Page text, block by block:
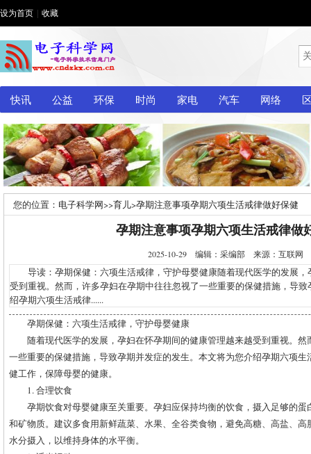
设为首页 收藏
快讯 公益 环保 时尚 家电 汽车 网络
您的位置： 电子科学网>>育儿>孕期注意事项孕期六项生活戒律做好保健
孕期注意事项孕期六项生活戒律做
2025-10-29 编辑：采编部 来源：互联网
导读：孕期保健：六项生活戒律，守护母婴健康随着现代医学的发展，
受到重视。然而，许多孕妇在孕期中往往忽视了一些重要的保健措施，导
绍孕期六项生活戒律......
孕期保健：六项生活戒律，守护母婴健康
随着现代医学的发展，孕妇在怀孕期间的健康管理越来越受到重视。
一些重要的保健措施，导致孕期并发症的发生。本文将为您介绍孕期六项
健工作，保障母婴的健康。
1. 合理饮食
孕期饮食对母婴健康至关重要。孕妇应保持均衡的饮食，摄入足够的
和矿物质。建议多食用新鲜蔬菜、水果、全谷类食物，避免高糖、高盐、
水分摄入，以维持身体的水平衡。